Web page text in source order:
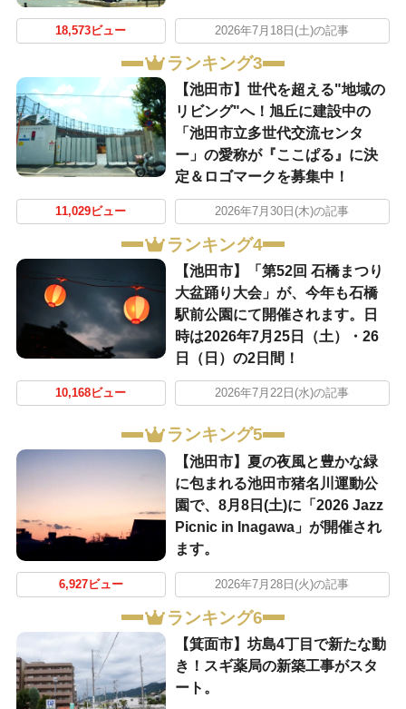
18,573ビュー 2026年7月18日(土)の記事
ランキング3
【池田市】世代を超える"地域の
リビング"へ！旭丘に建設中の
「池田市立多世代交流センタ
ー」の愛称が『ここぱる』に決
定＆ロゴマークを募集中！
11,029ビュー 2026年7月30日(木)の記事
ランキング4
【池田市】「第52回 石橋まつり
大盆踊り大会」が、今年も石橋
駅前公園にて開催されます。日
時は2026年7月25日（土）・26
日（日）の2日間！
10,168ビュー 2026年7月22日(水)の記事
ランキング5
【池田市】夏の夜風と豊かな緑
に包まれる池田市猪名川運動公
園で、8月8日(土)に「2026 Jazz
Picnic in Inagawa」が開催され
ます。
6,927ビュー 2026年7月28日(火)の記事
ランキング6
【箕面市】坊島4丁目で新たな動
き！スギ薬局の新築工事がスタ
ート。